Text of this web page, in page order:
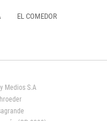
EL COMEDOR
Medios S.A